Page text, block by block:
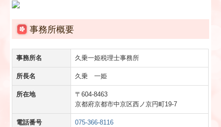
事務所概要
事務所名 久乗一姫税理士事務所
所長名 久乗 一姫
所在地
〒604-8463
京都府京都市中京区西ノ京円町19-7
電話番号 075-366-8116